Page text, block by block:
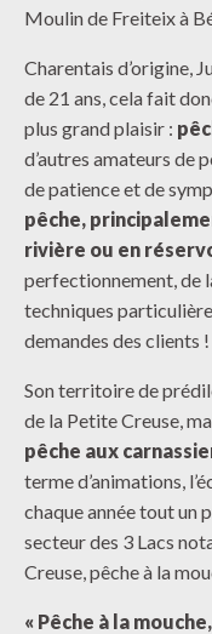
Moulin de Freiteix à
Charentais d’origine,
de 21 ans, cela fait
plus grand plaisir :
d’autres amateurs de
de patience et de
pêche,
rivière ou en
perfectionnement, de
techniques
demandes des clients !
Son territoire de
de la Petite Creuse,
pêche aux
terme d’animations,
chaque année tout un
secteur des 3 Lacs
Creuse, pêche à la
« Pêche à la